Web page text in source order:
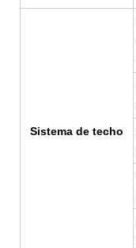
Sistema de techo